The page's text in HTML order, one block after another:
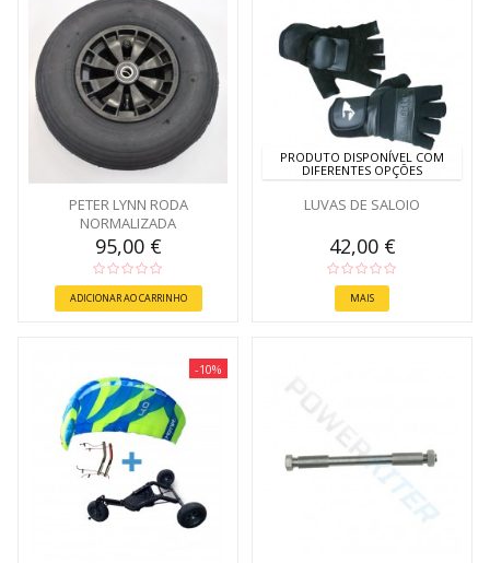
PETER LYNN RODA
NORMALIZADA
95,00 €
ADICIONAR AO CARRINHO
PRODUTO DISPONÍVEL COM
DIFERENTES OPÇÕES
LUVAS DE SALOIO
42,00 €
MAIS
-10%